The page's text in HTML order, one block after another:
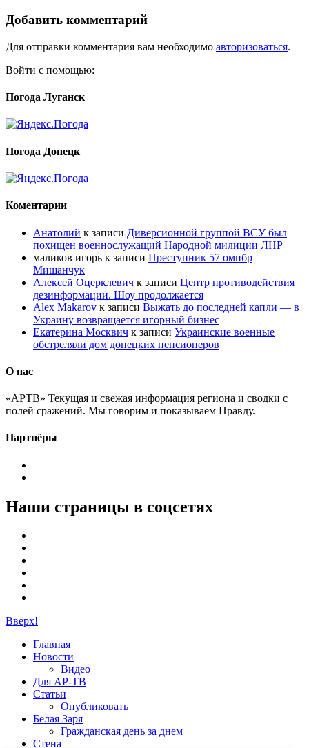
Добавить комментарий
Для отправки комментария вам необходимо авторизоваться.
Войти с помощью:
Погода Луганск
Погода Донецк
Коментарии
Анатолий к записи Диверсионной группой ВСУ был
похищен военнослужащий Народной милиции ЛНР
маликов игорь к записи Преступник 57 омпбр
Мишанчук
Алексей Оцерклевич к записи Центр противодействия
дезинформации. Шоу продолжается
Alex Makarov к записи Выжать до последней капли — в
Украину возвращается игорный бизнес
Екатерина Москвич к записи Украинские военные
обстреляли дом донецких пенсионеров
О нас
«АРТВ» Текущая и свежая информация региона и сводки с
полей сражений. Мы говорим и показываем Правду.
Партнёры
Наши страницы в соцсетях
Вверх!
Главная
Новости
Видео
Для АР-ТВ
Статьи
Опубликовать
Белая Заря
Гражданская день за днем
Стена